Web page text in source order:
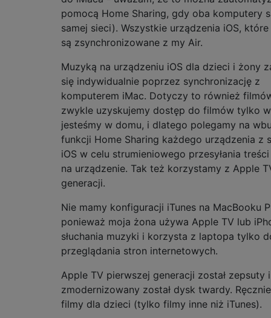
pomocą Home Sharing, gdy oba komputery
samej sieci). Wszystkie urządzenia iOS,
są zsynchronizowane z my Air.
Muzyką na urządzeniu iOS dla dzieci i żony
się indywidualnie poprzez synchronizację z
komputerem iMac. Dotyczy to również
zwykle uzyskujemy dostęp do filmów tylko
jesteśmy w domu, i dlatego polegamy na
funkcji Home Sharing każdego urządzenia z
iOS w celu strumieniowego przesyłania
na urządzenie. Tak też korzystamy z Apple
generacji.
Nie mamy konfiguracji iTunes na MacBooku
ponieważ moja żona używa Apple TV lub
słuchania muzyki i korzysta z laptopa tylko
przeglądania stron internetowych.
Apple TV pierwszej generacji został zepsuty i
zmodernizowany został dysk twardy.
filmy dla dzieci (tylko filmy inne niż iTunes).